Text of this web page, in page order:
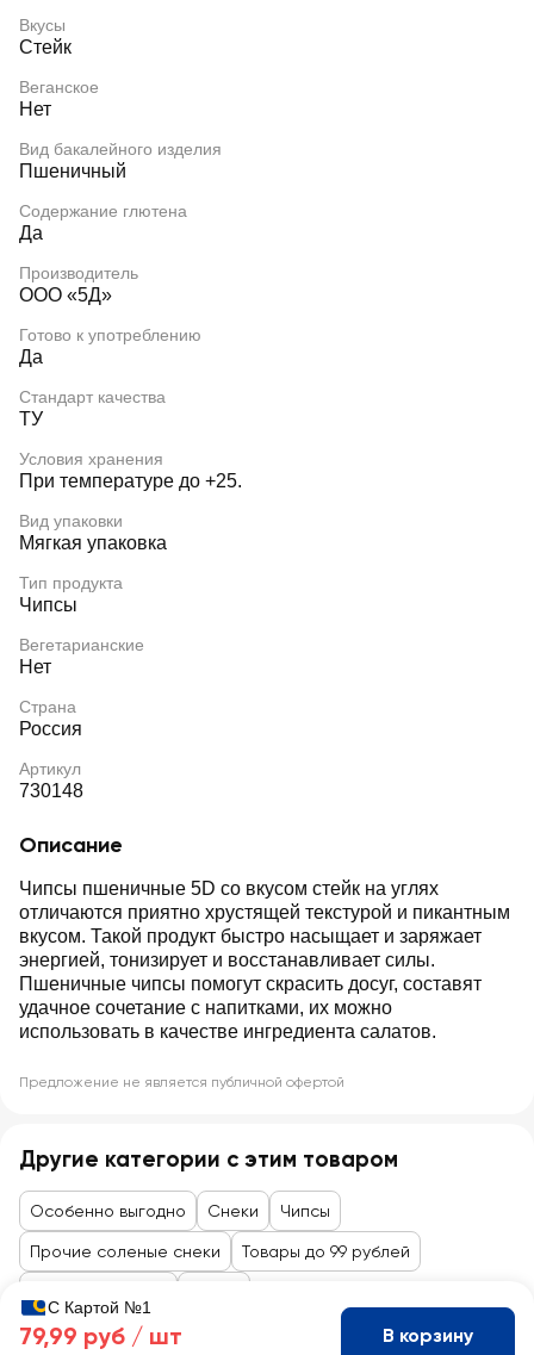
Вкусы
Стейк
Веганское
Нет
Вид бакалейного изделия
Пшеничный
Содержание глютена
Да
Производитель
ООО «5Д»
Готово к употреблению
Да
Стандарт качества
ТУ
Условия хранения
При температуре до +25.
Вид упаковки
Мягкая упаковка
Тип продукта
Чипсы
Вегетарианские
Нет
Страна
Россия
Артикул
730148
Описание
Чипсы пшеничные 5D со вкусом стейк на углях
отличаются приятно хрустящей текстурой и пикантным
вкусом. Такой продукт быстро насыщает и заряжает
энергией, тонизирует и восстанавливает силы.
Пшеничные чипсы помогут скрасить досуг, составят
удачное сочетание с напитками, их можно
использовать в качестве ингредиента салатов.
Предложение не является публичной офертой
Другие категории с этим товаром
Особенно выгодно Снеки Чипсы
Прочие соленые снеки Товары до 99 рублей
С Картой №1
79,99 руб / шт В корзину